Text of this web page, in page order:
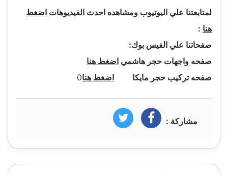
لمتابعتنا علي اليوتيوب ومشاهده احدث الفيديوهات اضغط
هنا :
صفحاتنا علي الفيس بوك:
صفحه واجهات حجر هاشمي اضغط هنا
صفحه تركيب حجر مايكا اضغط هنا0
مشاركة : فيسبوك تويتر